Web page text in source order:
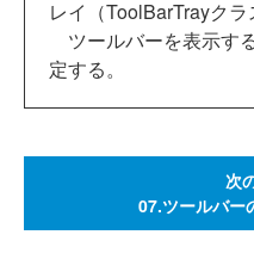
レイ（ToolBarTrayクラ
ツールバーを表示す
定する。
次
07.ツールバー